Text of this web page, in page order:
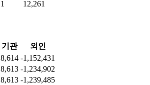
1 12,261
기관
외인
8,614 -1,152,431
8,613 -1,234,902
8,613 -1,239,485